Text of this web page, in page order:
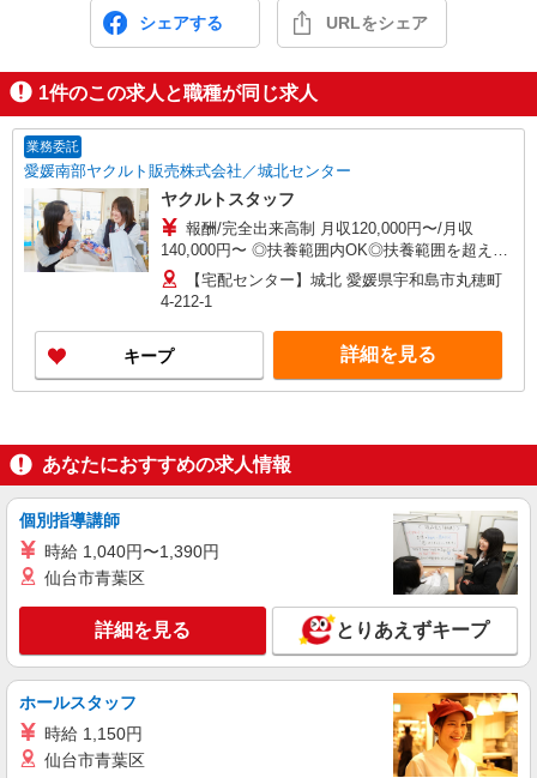
シェアする URLをシェア
1件のこの求人と職種が同じ求人
業務委託
愛媛南部ヤクルト販売株式会社／城北センター
ヤクルトスタッフ
報酬/完全出来高制 月収120,000円〜/月収
140,000円〜 ◎扶養範囲内OK◎扶養範囲を超える
高収入も歓迎 ◆働き方を選べるお仕事です ≪勤務
例≫ ※勤務地で異なる ［1］9：00〜14：00 月
収入補償：月8万円（3ヶ月間） ※研修期間：5日
間／日給1,000円 ◆研修制度と収入補償で、初め
てでも安心！ ◆働いた分はしっかり稼げます◎ 収
【宅配センター】城北 愛媛県宇和島市丸穂町
4-212-1
キープ 詳細を見る
あなたにおすすめの求人情報
個別指導講師
時給 1,040円〜1,390円
仙台市青葉区
詳細を見る とりあえずキープ
ホールスタッフ
時給 1,150円
仙台市青葉区